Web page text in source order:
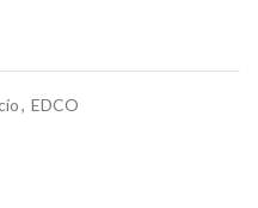
, EDCO